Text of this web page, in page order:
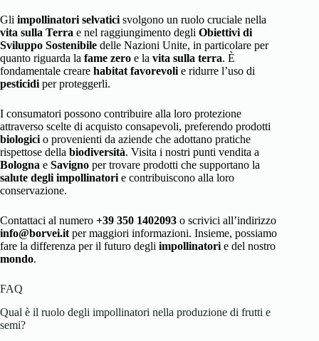
Gli impollinatori selvatici svolgono un ruolo cruciale nella
vita sulla Terra e nel raggiungimento degli Obiettivi di
Sviluppo Sostenibile delle Nazioni Unite, in particolare per
quanto riguarda la fame zero e la vita sulla terra. È
fondamentale creare habitat favorevoli e ridurre l’uso di
pesticidi per proteggerli.
I consumatori possono contribuire alla loro protezione
attraverso scelte di acquisto consapevoli, preferendo prodotti
biologici o provenienti da aziende che adottano pratiche
rispettose della biodiversità. Visita i nostri punti vendita a
Bologna e Savigno per trovare prodotti che supportano la
salute degli impollinatori e contribuiscono alla loro
conservazione.
Contattaci al numero +39 350 1402093 o scrivici all’indirizzo
info@borvei.it per maggiori informazioni. Insieme, possiamo
fare la differenza per il futuro degli impollinatori e del nostro
mondo.
FAQ
Qual è il ruolo degli impollinatori nella produzione di frutti e
semi?